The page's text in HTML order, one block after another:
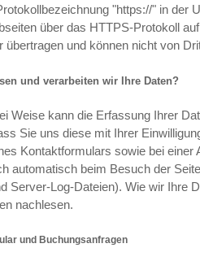
"https://" in der
über das HTTPS-Protokoll
übertragen und können nicht von
und verarbeiten wir Ihre Daten?
Weise kann die Erfassung Ihrer
Sie uns diese mit Ihrer
Kontaktformulars sowie bei
automatisch beim Besuch der
Server-Log-Dateien). Wie wir Ihre
nachlesen.
und Buchungsanfragen